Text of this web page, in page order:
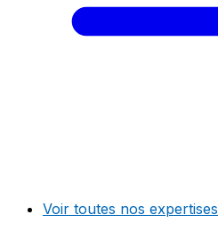
Voir toutes nos expertises